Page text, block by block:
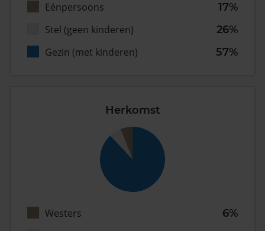
Eénpersoons
17%
Stel (geen kinderen)
26%
Gezin (met kinderen)
57%
Herkomst
Westers
6%